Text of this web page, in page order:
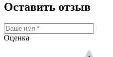
Оставить отзыв
Оценка